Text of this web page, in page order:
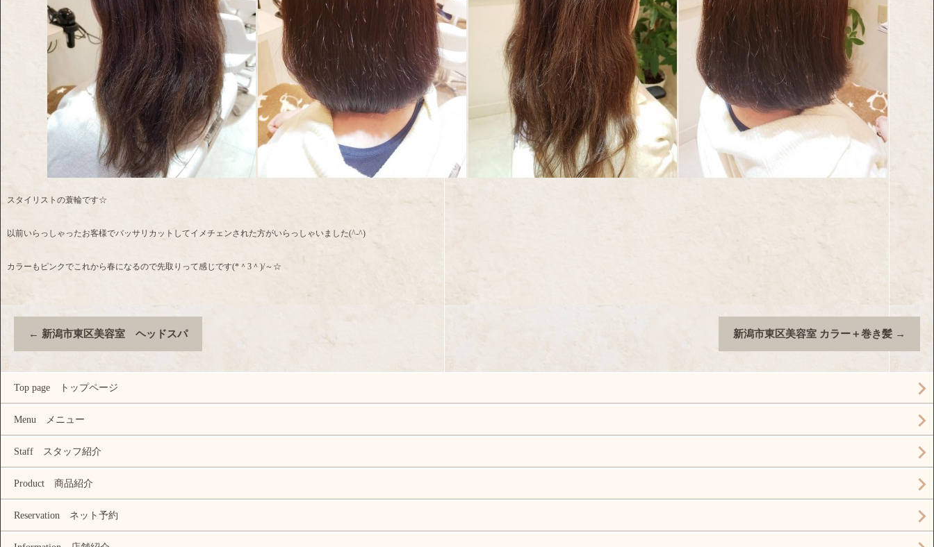
スタイリストの蓑輪です☆
以前いらっしゃったお客様でバッサリカットしてイメチェンされた方がいらっしゃいました(^-^)
カラーもピンクでこれから春になるので先取りって感じです(*＾3＾)/～☆
← 新潟市東区美容室 ヘッドスパ 新潟市東区美容室 カラー＋巻き髪 →
Top page トップページ
Menu メニュー
Staff スタッフ紹介
Product 商品紹介
Reservation ネット予約